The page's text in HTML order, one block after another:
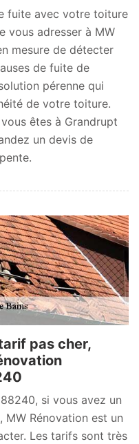
fuite avec votre toiture
vous adresser à MW
mesure de détecter
de fuite de
pérenne qui
de votre toiture.
êtes à Grandrupt
un devis de
pas cher,
si vous avez un
Rénovation est un
Les tarifs sont très